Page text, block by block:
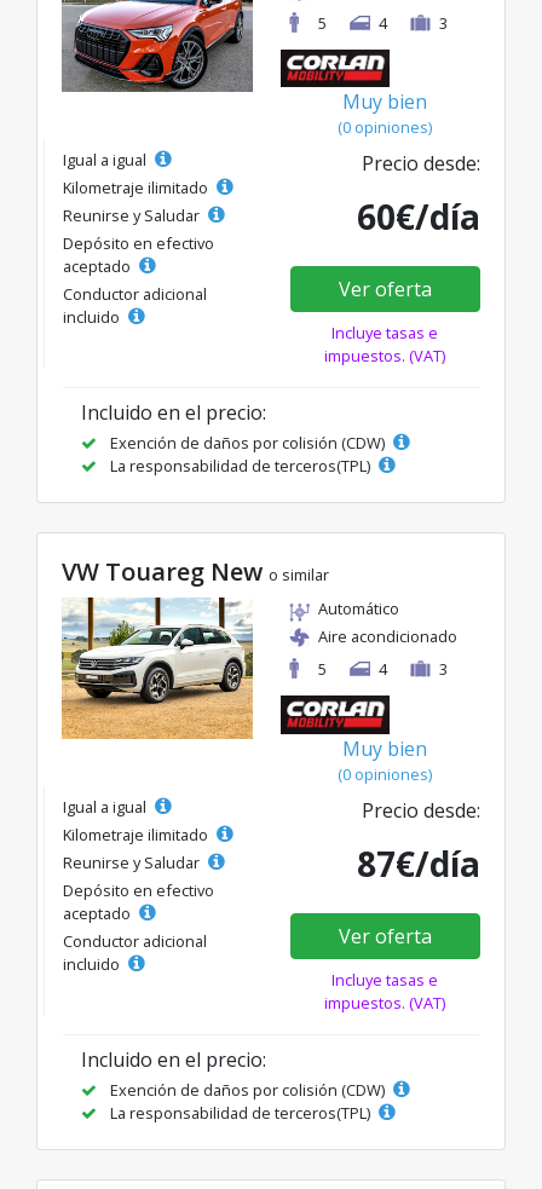
5
4 3
Muy bien
(0 opiniones)
Igual a igual
Kilometraje ilimitado
Reunirse y Saludar
Depósito en efectivo
aceptado
Conductor adicional
incluido
Precio desde:
60€/día
Ver oferta
Incluye tasas e
impuestos. (VAT)
Incluido en el precio:
Exención de daños por colisión (CDW)
La responsabilidad de terceros(TPL)
VW Touareg New o similar
Automático
Aire acondicionado
5
4 3
Muy bien
(0 opiniones)
Igual a igual
Kilometraje ilimitado
Reunirse y Saludar
Depósito en efectivo
aceptado
Conductor adicional
incluido
Precio desde:
87€/día
Ver oferta
Incluye tasas e
impuestos. (VAT)
Incluido en el precio:
Exención de daños por colisión (CDW)
La responsabilidad de terceros(TPL)